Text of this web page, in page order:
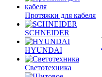
Протяжки для кабеля
SCHNEIDER
HYUNDAI
Светотехника